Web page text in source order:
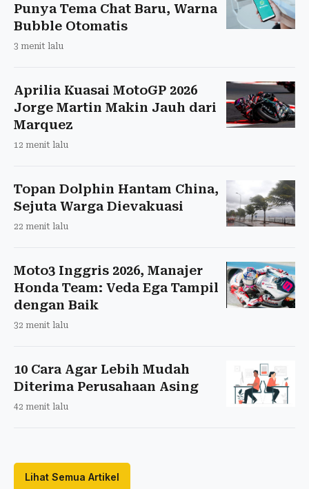
Punya Tema Chat Baru, Warna
Bubble Otomatis
3 menit lalu
Aprilia Kuasai MotoGP 2026
Jorge Martin Makin Jauh dari
Marquez
12 menit lalu
Topan Dolphin Hantam China,
Sejuta Warga Dievakuasi
22 menit lalu
Moto3 Inggris 2026, Manajer
Honda Team: Veda Ega Tampil
dengan Baik
32 menit lalu
10 Cara Agar Lebih Mudah
Diterima Perusahaan Asing
42 menit lalu
Lihat Semua Artikel